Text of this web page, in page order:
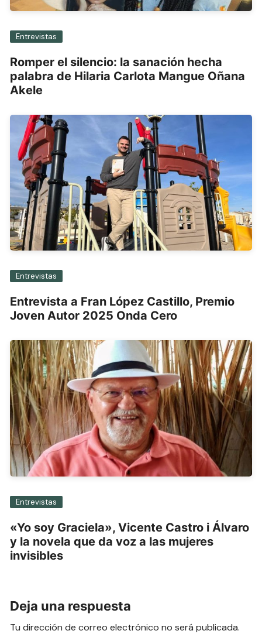
Entrevistas
Romper el silencio: la sanación hecha
palabra de Hilaria Carlota Mangue Oñana
Akele
Entrevistas
Entrevista a Fran López Castillo, Premio
Joven Autor 2025 Onda Cero
Entrevistas
«Yo soy Graciela», Vicente Castro i Álvaro
y la novela que da voz a las mujeres
invisibles
Deja una respuesta
Tu dirección de correo electrónico no será publicada.